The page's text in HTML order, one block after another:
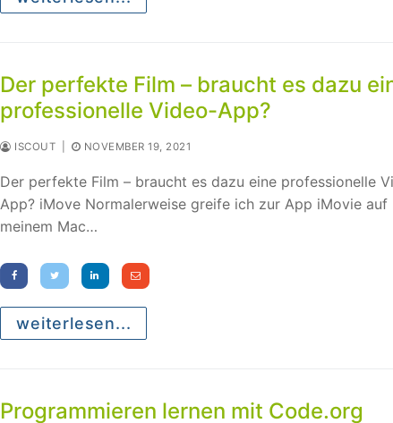
Der perfekte Film – braucht es dazu
professionelle Video-App?
ISCOUT NOVEMBER 19, 2021
Der perfekte Film – braucht es dazu eine professionelle
App? iMove Normalerweise greife ich zur App iMovie auf
meinem Mac…
weiterlesen...
Programmieren lernen mit Code.org